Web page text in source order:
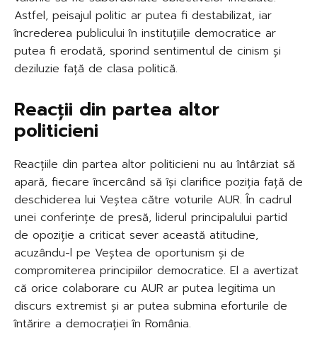
Astfel, peisajul politic ar putea fi destabilizat, iar
încrederea publicului în instituțiile democratice ar
putea fi erodată, sporind sentimentul de cinism și
deziluzie față de clasa politică.
Reacții din partea altor
politicieni
Reacțiile din partea altor politicieni nu au întârziat să
apară, fiecare încercând să își clarifice poziția față de
deschiderea lui Veștea către voturile AUR. În cadrul
unei conferințe de presă, liderul principalului partid
de opoziție a criticat sever această atitudine,
acuzându-l pe Veștea de oportunism și de
compromiterea principiilor democratice. El a avertizat
că orice colaborare cu AUR ar putea legitima un
discurs extremist și ar putea submina eforturile de
întărire a democrației în România.